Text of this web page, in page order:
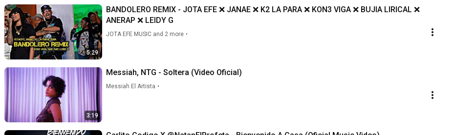
5:29
BANDOLERO REMIX - JOTA EFE ❌ JANAE ❌ K2 LA PARA ❌ KON3 VIGA ❌ BUJIA LIRICAL ❌
ANERAP ❌ LEIDY G
JOTA EFE MUSIC and 2 more •
3:19
Messiah, NTG - Soltera (Video Oficial)
Messiah El Artista •